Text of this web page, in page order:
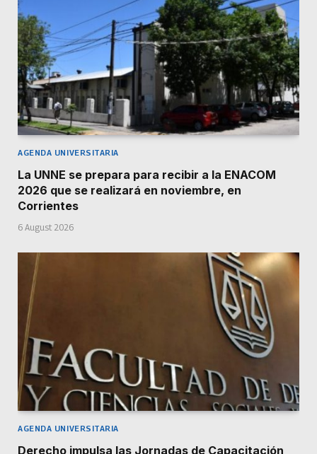
AGENDA UNIVERSITARIA
La UNNE se prepara para recibir a la ENACOM
2026 que se realizará en noviembre, en
Corrientes
6 August 2026
AGENDA UNIVERSITARIA
Derecho impulsa las Jornadas de Capacitación